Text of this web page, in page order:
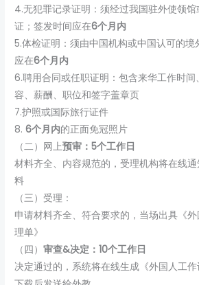
4.无犯罪记录证明：须经过我国驻外使领
证；签发时间应在6个月内
5.体检证明：须由中国机构或中国认可的境
应在6个月内
6.聘用合同或任职证明：包含来华工作时
容、薪酬、职位和签字盖章页
7.护照或国际旅行证件
8.6个月内的正面免冠照片
（二）网上预审：5个工作日
材料齐全、内容规范的，受理机构将在线
料
（三）受理：
申请材料齐全、符合要求的，当场出具《
理单》
（四）审查&决定：10个工作日
决定通过的，系统将在线生成《外国人工